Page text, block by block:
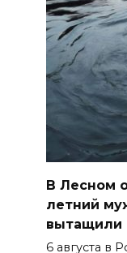
В Лесном
летний
вытащили
6 августа в